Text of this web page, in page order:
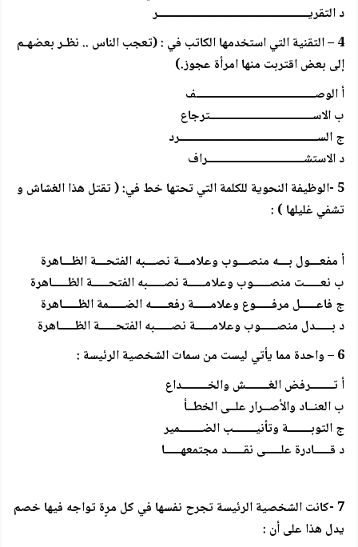
د التقريـــــــــــــــــــــــــــــــــــــــــــــــر
4 – التقنية التي استخدمها الكاتب في : (تعجب الناس .. نظـر بعضهـم
إلى بعض اقتربت منها امرأة عجوز.)
أ الوصـــــــــــــــــــــــــــــــــــــف
ب الاســــــــــــــــــــــــــــــــترجاع
ج الســـــــــــــــــــــــــــــــــــــــــــرد
د الاستشــــــــــــــــــــــــــــــراف
5 -الوظيفة النحوية للكلمة التي تحتها خط في: ( تقتل هذا الغشاش و
تشفي غليلها ) :
أ مفعـــول بـــه منصـــوب وعلامـــة نصـــبه الفتحـــة الظـــاهرة
ب نعـــــت منصـــــوب وعلامـــــة نصـــــبه الفتحـــــة الظـــــاهرة
ج فاعـــــل مرفـــــوع وعلامـــــة رفعـــــه الضـــــمة الظـــــاهرة
د بـــــدل منصـــــوب وعلامـــــة نصـــــبه الفتحـــــة الظـــــاهرة
6 – واحدة مما يأتي ليست من سمات الشخصية الرئيسة :
أ تـــــــرفض الغـــــــش والخــــــــداع
ب العنــاد والأصــرار علــى الخطــأ
ج التوبـــــــة وتأنيـــــــب الضـــــــمير
د قـــــادرة علـــــى نقـــــد مجتمعهـــــا
7 -كانت الشخصية الرئيسة تجرح نفسها في كل مرٍة تواجه فيها خصم
يدل هذا على أن :